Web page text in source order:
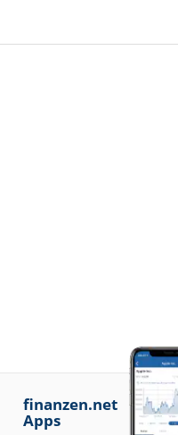
finanzen.net
Apps